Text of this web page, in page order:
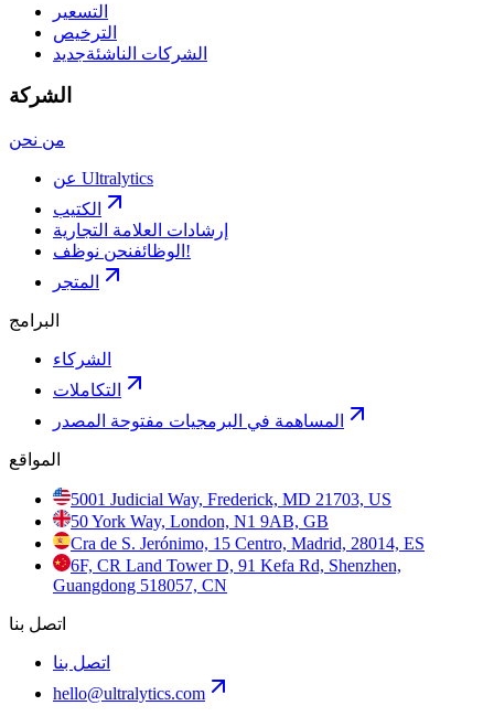
التسعير
الترخيص
الشركات الناشئةجديد
الشركة
من نحن
عن Ultralytics
الكتيب
إرشادات العلامة التجارية
الوظائف نحن نوظف!
المتجر
البرامج
الشركاء
التكاملات
المساهمة في البرمجيات مفتوحة المصدر
المواقع
5001 Judicial Way, Frederick, MD 21703, US
50 York Way, London, N1 9AB, GB
Cra de S. Jerónimo, 15 Centro, Madrid, 28014, ES
6F, CR Land Tower D, 91 Kefa Rd, Shenzhen,
Guangdong 518057, CN
اتصل بنا
اتصل بنا
hello@ultralytics.com